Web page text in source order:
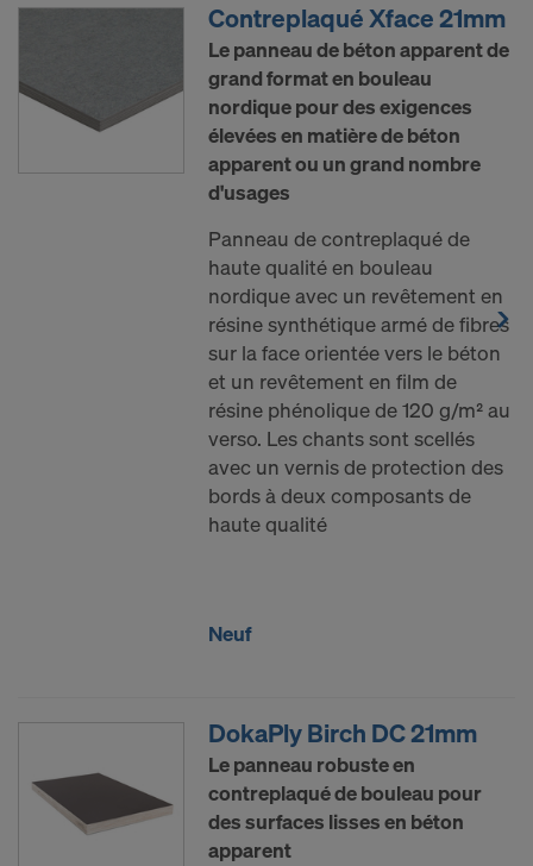
Contreplaqué Xface 21mm
Le panneau de béton apparent de
grand format en bouleau
nordique pour des exigences
élevées en matière de béton
apparent ou un grand nombre
d'usages
Panneau de contreplaqué de
haute qualité en bouleau
nordique avec un revêtement en
résine synthétique armé de fibres
sur la face orientée vers le béton
et un revêtement en film de
résine phénolique de 120 g/m² au
verso. Les chants sont scellés
avec un vernis de protection des
bords à deux composants de
haute qualité
Neuf
DokaPly Birch DC 21mm
Le panneau robuste en
contreplaqué de bouleau pour
des surfaces lisses en béton
apparent